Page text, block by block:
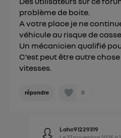
problème de boite.
A votre place je ne
véhicule au risque de
Un mécanicien qualifié
C'est peut être autre
vitesses.
répondre 0
Lahc91229319